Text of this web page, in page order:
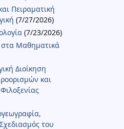
Πειραματική
(7/27/2026)
(7/23/2026)
Μαθηματικά
Διοίκηση
και
του